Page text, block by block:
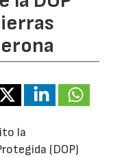
la
(DOP)